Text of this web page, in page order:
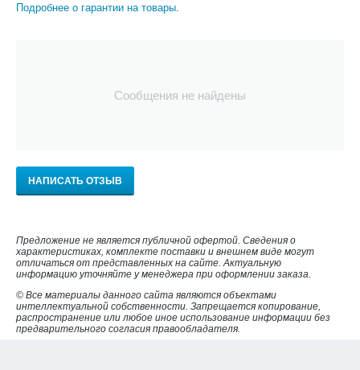
Подробнее о гарантии на товары
Сообщения не найдены
НАПИСАТЬ ОТЗЫВ
Предложение не является публичной офертой. Сведения о
характеристиках, комплекте поставки и внешнем виде могут
отличаться от представленных на сайте. Актуальную
информацию уточняйте у менеджера при оформлении заказа.
© Все материалы данного сайта являются объектами
интеллектуальной собственности. Запрещается копирование,
распространение или любое иное использование информации без
предварительного согласия правообладателя.